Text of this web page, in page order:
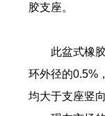
胶支座。
此盆式橡
环外径的0.5%
均大于支座竖